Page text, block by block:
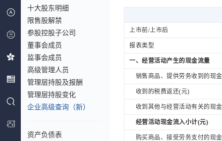
十大股东明细
限售股解禁
参股控股子公司
董事会成员
监事会成员
高级管理人员
管理层持股及报酬
管理层持股变化
企业高级查询（新）
资产负债表
上市前/上市后
报表类型
一、经营活动产生的现金流量
销售商品、提供劳务收到的现
收到的税费返还(元)
收到其他与经营活动有关的现
经营活动现金流入小计(元)
购买商品、接受劳务支付的现